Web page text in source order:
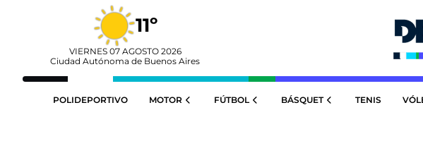
11º
VIERNES 07 AGOSTO 2026
Ciudad Autónoma de Buenos Aires
POLIDEPORTIVO MOTOR FÚTBOL BÁSQUET TENIS